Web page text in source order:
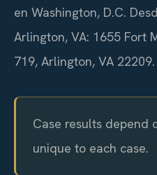
en Washington, D.C.
Arlington, VA: 1655 Fort
719, Arlington, VA 22209.
Case results depend
unique to each case.